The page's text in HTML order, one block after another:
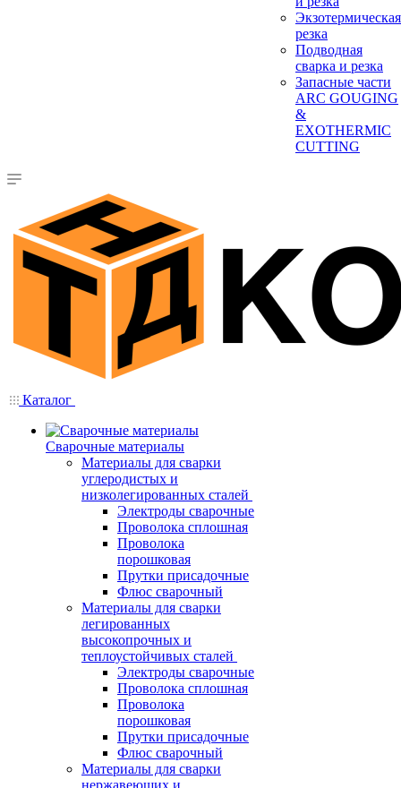
Экзотермическая
резка
Подводная
сварка и резка
Запасные части
ARC GOUGING
&
EXOTHERMIC
CUTTING
Каталог
Сварочные материалы
Материалы для сварки
углеродистых и
низколегированных сталей
Электроды сварочные
Проволока сплошная
Проволока
порошковая
Прутки присадочные
Флюс сварочный
Материалы для сварки
легированных
высокопрочных и
теплоустойчивых сталей
Электроды сварочные
Проволока сплошная
Проволока
порошковая
Прутки присадочные
Флюс сварочный
Материалы для сварки
нержавеющих и